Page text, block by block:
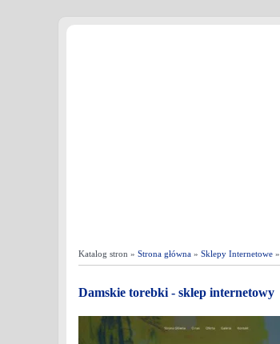
Katalog stron » Strona główna » Sklepy Internetowe »
Damskie torebki - sklep internetowy